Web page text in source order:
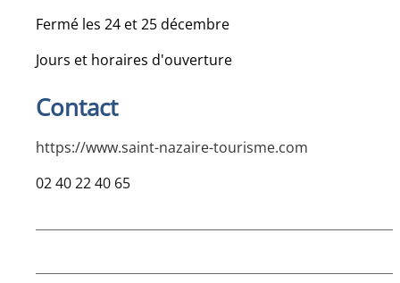
Fermé les 24 et 25 décembre
Jours et horaires d'ouverture
Contact
https://www.saint-nazaire-tourisme.com
02 40 22 40 65